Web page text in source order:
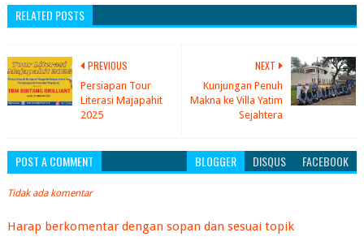
RELATED POSTS
NEXT
Kunjungan Penuh
Makna ke Villa Yatim
Sejahtera
PREVIOUS
Persiapan Tour
Literasi Majapahit
2025
POST A COMMENT BLOGGER DISQUS FACEBOOK
Tidak ada komentar
Harap berkomentar dengan sopan dan sesuai topik